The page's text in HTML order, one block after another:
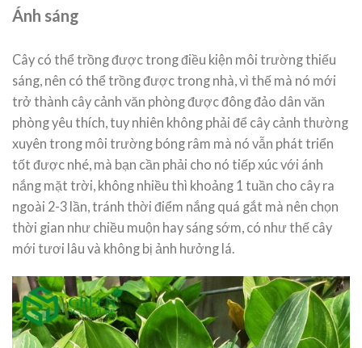
Ánh sáng
Cây có thể trồng được trong điều kiện môi trường thiếu
sáng, nên có thể trồng được trong nhà, vì thế mà nó mới
trở thành cây cảnh văn phòng được đông đảo dân văn
phòng yêu thích, tuy nhiên không phải để cây cảnh thường
xuyên trong môi trường bóng râm mà nó vẫn phát triển
tốt được nhé, mà bạn cần phải cho nó tiếp xúc với ánh
nắng mặt trời, không nhiều thì khoảng 1 tuần cho cây ra
ngoài 2-3 lần, tránh thời điểm nắng quá gắt mà nên chọn
thời gian như chiều muộn hay sáng sớm, có như thế cây
mới tươi lâu và không bị ảnh hưởng lá.